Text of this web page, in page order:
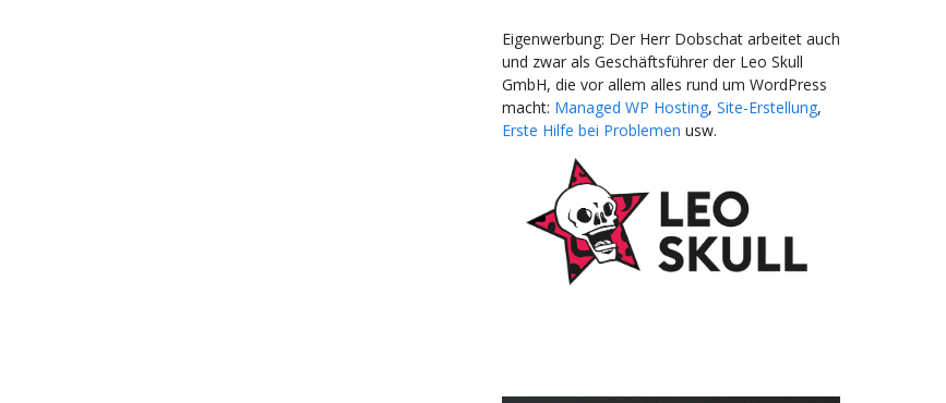
Eigenwerbung: Der Herr Dobschat arbeitet auch
und zwar als Geschäftsführer der Leo Skull
GmbH, die vor allem alles rund um WordPress
macht: Managed WP Hosting, Site-Erstellung,
Erste Hilfe bei Problemen usw.